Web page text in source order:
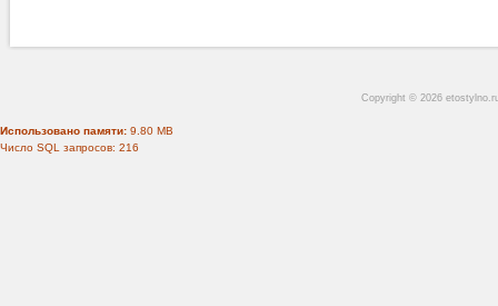
Copyright © 2026
Использовано памяти: 9.80 MB
Число SQL запросов: 216